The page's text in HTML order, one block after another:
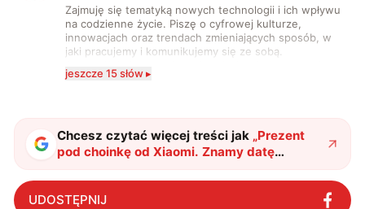
Zajmuję się tematyką nowych technologii i ich wpływu
na codzienne życie. Piszę o cyfrowej kulturze,
innowacjach oraz trendach zmieniających sposób, w
jaki pracujemy i komunikujemy się ze sobą.
technologii a współczesną popkulturą. W wolnych
jeszcze 15 słów ▸
Chcesz czytać więcej treści jak „Prezent
pod choinkę od Xiaomi. Znamy datę
premiery i wygląd Xiaomi 17 Ultra"?
UDOSTĘPNIJ